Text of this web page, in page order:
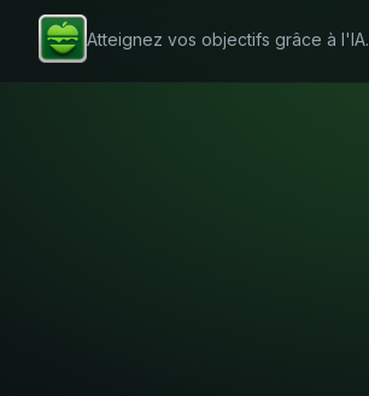
Atteignez vos objectifs grâce à l'IA.